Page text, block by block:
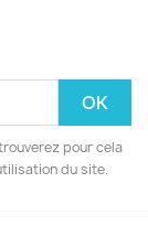
pour cela
du site.